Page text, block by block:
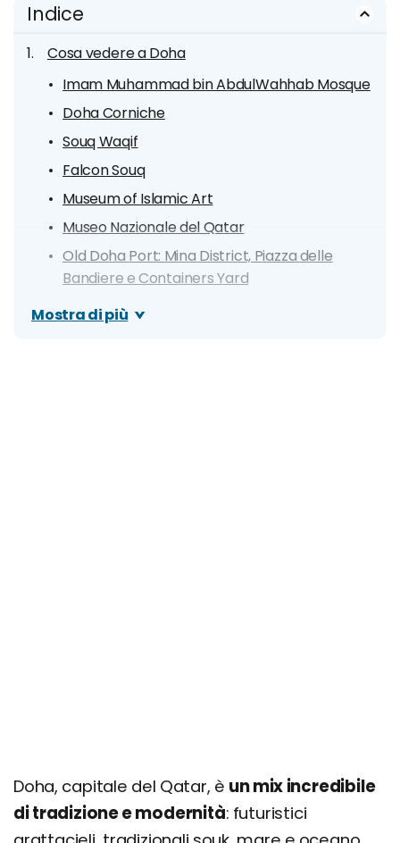
Indice
Cosa vedere a Doha
Imam Muhammad bin AbdulWahhab Mosque
Doha Corniche
Souq Waqif
Falcon Souq
Museum of Islamic Art
Museo Nazionale del Qatar
Old Doha Port: Mina District, Piazza delle
Bandiere e Containers Yard
Arab Museum of Modern Art
Quando andare? Info su clima e periodo
migliore
Mostra di più
Doha, capitale del Qatar, è un mix incredibile
di tradizione e modernità: futuristici